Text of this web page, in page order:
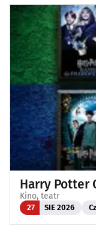
Harry Potter
Kino, teatr
27 SIE 2026